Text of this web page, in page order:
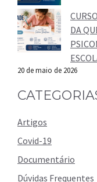
DA
20 de maio de 2026
Artigos
Covid-19
Documentário
Dúvidas Frequentes